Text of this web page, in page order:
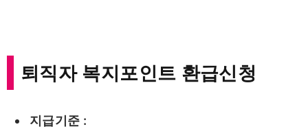
퇴직자 복지포인트 환급신청
지급기준 :